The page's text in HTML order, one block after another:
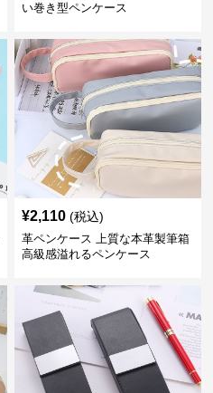
い巻き型ペンケース
¥2,110 (税込)
革ペンケース 上質な本革製筆箱
高級感溢れるペンケース